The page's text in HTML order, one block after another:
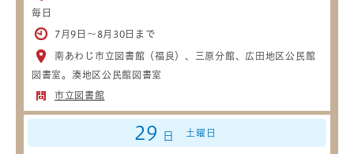
毎日
7月9日～8月30日まで
南あわじ市立図書館（福良）、三原分館、広田地区公民館
図書室。湊地区公民館図書室
市立図書館
29 日 土曜日